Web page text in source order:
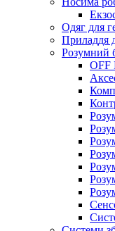
Одяг для
Приладдя
Розумний
OFF